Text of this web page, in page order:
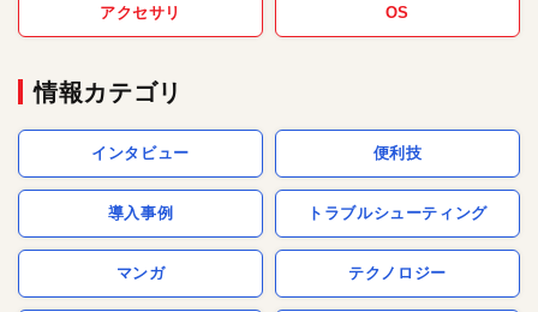
アクセサリ OS
情報カテゴリ
インタビュー 便利技
導入事例 トラブルシューティング
マンガ テクノロジー